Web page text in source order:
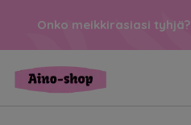
Onko meikkirasiasi tyhjä?